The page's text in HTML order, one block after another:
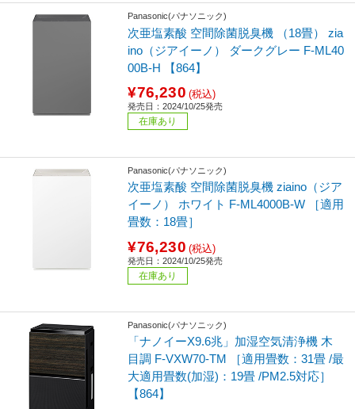
Panasonic(パナソニック)
次亜塩素酸 空間除菌脱臭機 （18畳） zia
ino（ジアイーノ） ダークグレー F-ML40
00B-H 【864】
¥76,230 (税込)
発売日：2024/10/25発売
在庫あり
Panasonic(パナソニック)
次亜塩素酸 空間除菌脱臭機 ziaino（ジア
イーノ） ホワイト F-ML4000B-W ［適用
畳数：18畳］
¥76,230 (税込)
発売日：2024/10/25発売
在庫あり
Panasonic(パナソニック)
「ナノイーX9.6兆」加湿空気清浄機 木
目調 F-VXW70-TM ［適用畳数：31畳 /最
大適用畳数(加湿)：19畳 /PM2.5対応］
【864】